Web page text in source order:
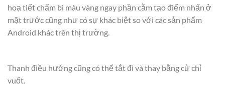
hoạ tiết chấm bi màu vàng ngay phần cằm tạo điểm nhấn ở
mặt trước cũng như có sự khác biệt so với các sản phẩm
Android khác trên thị trường.
Thanh điều hướng cũng có thể tắt đi và thay bằng cử chỉ
vuốt.